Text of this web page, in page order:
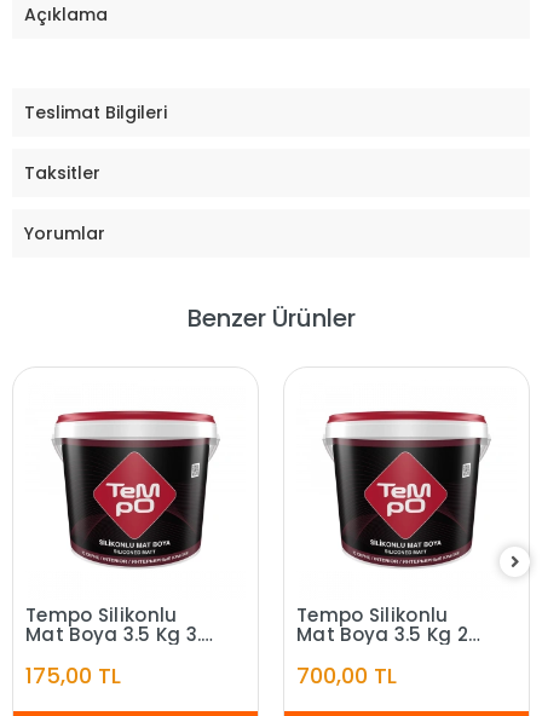
Açıklama
Teslimat Bilgileri
Taksitler
Yorumlar
Benzer Ürünler
Tempo Silikonlu
Mat Boya 3.5 Kg 3.5
175,00 TL
Tempo Silikonlu
Mat Boya 3.5 Kg 20
700,00 TL